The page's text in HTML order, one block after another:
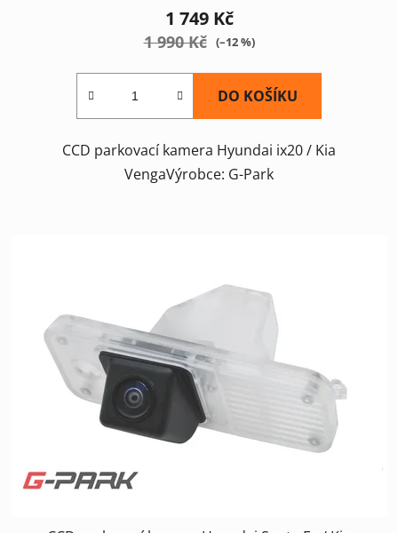
1 749 Kč
1 990 Kč (–12 %)
DO KOŠÍKU
CCD parkovací kamera Hyundai ix20 / Kia
VengaVýrobce: G-Park